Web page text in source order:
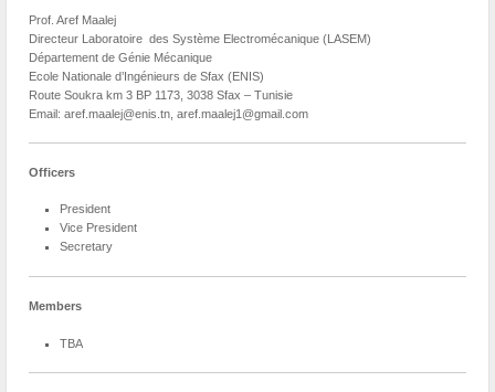
Prof. Aref Maalej
Directeur Laboratoire des Système Electromécanique (LASEM)
Département de Génie Mécanique
Ecole Nationale d’Ingénieurs de Sfax (ENIS)
Route Soukra km 3 BP 1173, 3038 Sfax – Tunisie
Email: aref.maalej@enis.tn, aref.maalej1@gmail.com
Officers
President
Vice President
Secretary
Members
TBA